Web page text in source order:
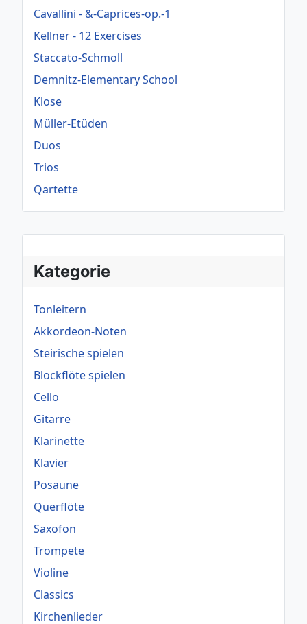
Kategorie
Tonleitern
Akkordeon-Noten
Steirische spielen
Blockflöte spielen
Cello
Gitarre
Klarinette
Klavier
Posaune
Querflöte
Saxofon
Trompete
Violine
Classics
Kirchenlieder
Cavallini - &-Caprices-op.-1
Kellner - 12 Exercises
Staccato-Schmoll
Demnitz-Elementary School
Klose
Müller-Etüden
Duos
Trios
Qartette